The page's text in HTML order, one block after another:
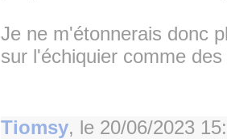
Je ne m'étonnerais donc
sur l'échiquier comme
Tiomsy, le 20/06/2023